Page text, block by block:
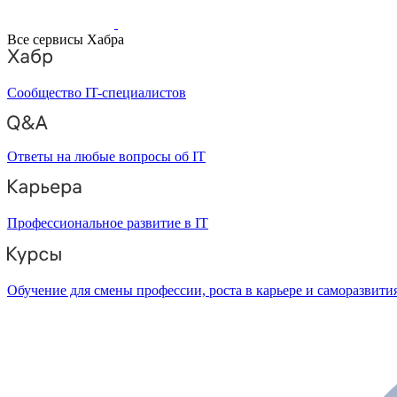
Все сервисы Хабра
Сообщество IT-специалистов
Ответы на любые вопросы об IT
Профессиональное развитие в IT
Обучение для смены профессии, роста в карьере и